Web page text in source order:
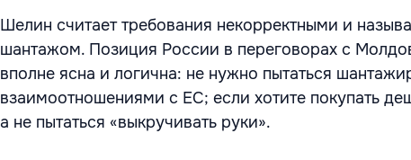
Шелин считает требования некорректными и
шантажом. Позиция России в переговорах с
вполне ясна и логична: не нужно пытаться
взаимоотношениями с ЕС; если хотите покупать
а не пытаться «выкручивать руки».